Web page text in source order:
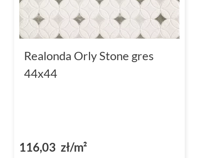
Realonda Orly Stone gres
44x44
116,03 zł/m²